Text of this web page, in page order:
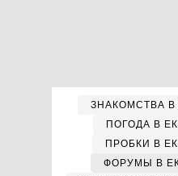
ЗНАКОМСТВА В
ПОГОДА В
ПРОБКИ В
ФОРУМЫ В